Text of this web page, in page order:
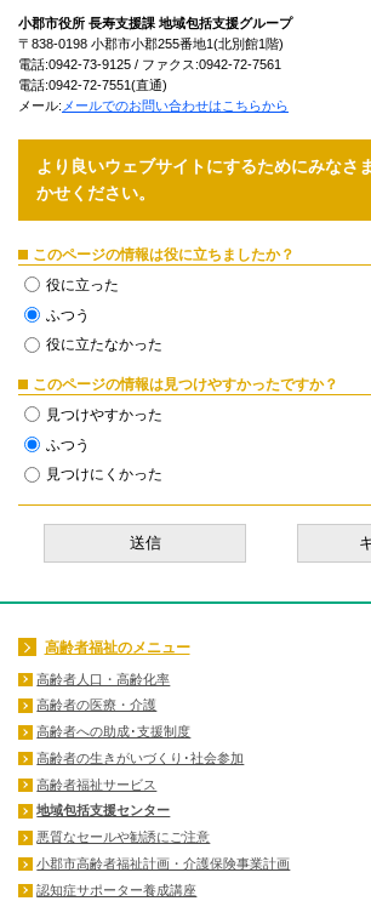
小郡市役所 長寿支援課 地域包括支援グループ
〒838-0198 小郡市小郡255番地1(北別館1階)
電話:0942-73-9125 / ファクス:0942-72-7561
電話:0942-72-7551(直通)
メール: メールでのお問い合わせはこちらから
より良いウェブサイトにするためにみなさ
かせください。
このページの情報は役に立ちましたか？
役に立った
ふつう
役に立たなかった
このページの情報は見つけやすかったですか？
見つけやすかった
ふつう
見つけにくかった
高齢者福祉のメニュー
高齢者人口・高齢化率
高齢者の医療・介護
高齢者への助成･支援制度
高齢者の生きがいづくり･社会参加
高齢者福祉サービス
地域包括支援センター
悪質なセールや勧誘にご注意
小郡市高齢者福祉計画・介護保険事業計画
認知症サポーター養成講座